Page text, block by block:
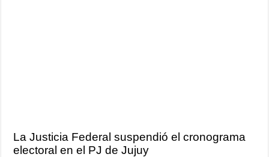
La Justicia Federal suspendió el cronograma
electoral en el PJ de Jujuy